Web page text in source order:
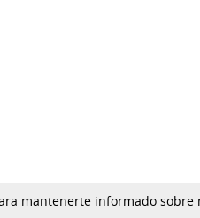
mantenerte informado sobre